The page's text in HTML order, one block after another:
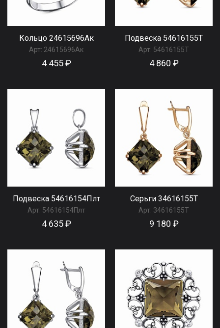
Кольцо 24615696Ак
Арт: 24615696Ак
4 455 ₽
Подвеска 54616155Т
Арт: 54616155Т
4 860 ₽
Подвеска 54616154Плт
Арт: 54616154Плт
4 635 ₽
Серьги 34616155Т
Арт: 34616155Т
9 180 ₽